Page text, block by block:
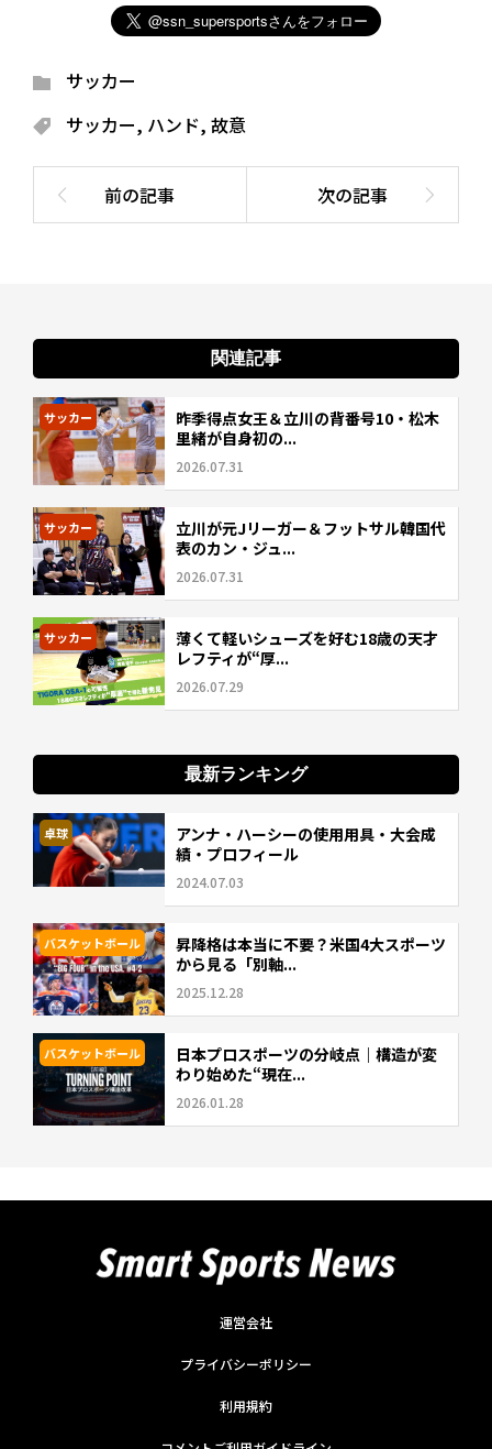
サッカー
サッカー, ハンド, 故意
関連記事
サッカー
昨季得点女王＆立川の背番号10・松木
里緒が自身初の...
2026.07.31
サッカー
立川が元Jリーガー＆フットサル韓国代
表のカン・ジュ...
2026.07.31
サッカー
薄くて軽いシューズを好む18歳の天才
レフティが“厚...
2026.07.29
最新ランキング
卓球
アンナ・ハーシーの使用用具・大会成
績・プロフィール
2024.07.03
バスケットボール
昇降格は本当に不要？米国4大スポーツ
から見る「別軸...
2025.12.28
バスケットボール
日本プロスポーツの分岐点｜構造が変
わり始めた“現在...
2026.01.28
運営会社
プライバシーポリシー
利用規約